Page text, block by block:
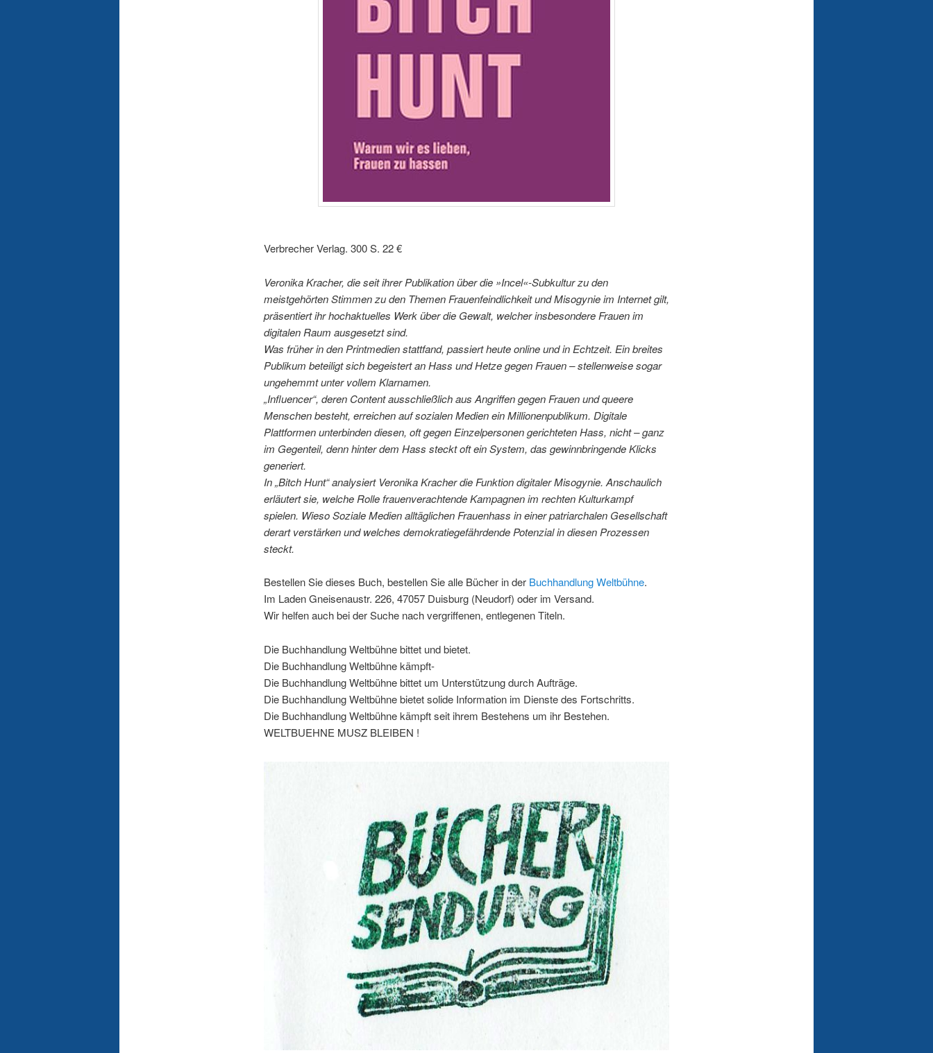
Verbrecher Verlag. 300 S. 22 €
Veronika Kracher, die seit ihrer Publikation über die »Incel«-Subkultur zu den
meistgehörten Stimmen zu den Themen Frauenfeindlichkeit und Misogynie im Internet gilt,
präsentiert ihr hochaktuelles Werk über die Gewalt, welcher insbesondere Frauen im
digitalen Raum ausgesetzt sind.
Was früher in den Printmedien stattfand, passiert heute online und in Echtzeit. Ein breites
Publikum beteiligt sich begeistert an Hass und Hetze gegen Frauen – stellenweise sogar
ungehemmt unter vollem Klarnamen.
„Influencer“, deren Content ausschließlich aus Angriffen gegen Frauen und queere
Menschen besteht, erreichen auf sozialen Medien ein Millionenpublikum. Digitale
Plattformen unterbinden diesen, oft gegen Einzelpersonen gerichteten Hass, nicht – ganz
im Gegenteil, denn hinter dem Hass steckt oft ein System, das gewinnbringende Klicks
generiert.
In „Bitch Hunt“ analysiert Veronika Kracher die Funktion digitaler Misogynie. Anschaulich
erläutert sie, welche Rolle frauenverachtende Kampagnen im rechten Kulturkampf
spielen. Wieso Soziale Medien alltäglichen Frauenhass in einer patriarchalen Gesellschaft
derart verstärken und welches demokratiegefährdende Potenzial in diesen Prozessen
steckt.
Bestellen Sie dieses Buch, bestellen Sie alle Bücher in der Buchhandlung Weltbühne.
Im Laden Gneisenaustr. 226, 47057 Duisburg (Neudorf) oder im Versand.
Wir helfen auch bei der Suche nach vergriffenen, entlegenen Titeln.
Die Buchhandlung Weltbühne bittet und bietet.
Die Buchhandlung Weltbühne kämpft-
Die Buchhandlung Weltbühne bittet um Unterstützung durch Aufträge.
Die Buchhandlung Weltbühne bietet solide Information im Dienste des Fortschritts.
Die Buchhandlung Weltbühne kämpft seit ihrem Bestehens um ihr Bestehen.
WELTBUEHNE MUSZ BLEIBEN !